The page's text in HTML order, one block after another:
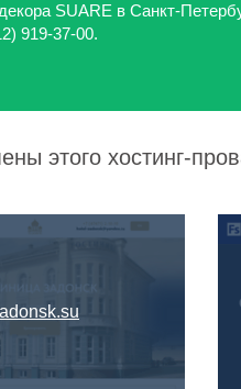
SUARE в Санкт-
919-37-00.
этого хостинг-